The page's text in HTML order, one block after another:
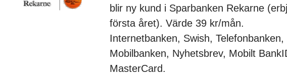
blir ny kund i Sparbanken Rekarne
första året). Värde 39 kr/mån.
Internetbanken, Swish,
Mobilbanken, Nyhetsbrev, Mobilt
MasterCard.